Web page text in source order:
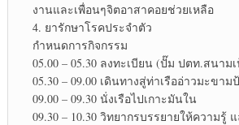
งานและเพื่อนๆจิตอาสาคอยช่วยเหลือ
4. ยารักษาโรคประจำตัว
กำหนดการกิจกรรม
05.00 – 05.30 ลงทะเบียน (ปั๊ม ปตท.สนาม
05.30 – 09.00 เดินทางสู่ท่าเรืออ่าวมะขาม
09.00 – 09.30 นั่งเรือไปเกาะมันใน
09.30 – 10.30 วิทยากรบรรยายให้ความรู้